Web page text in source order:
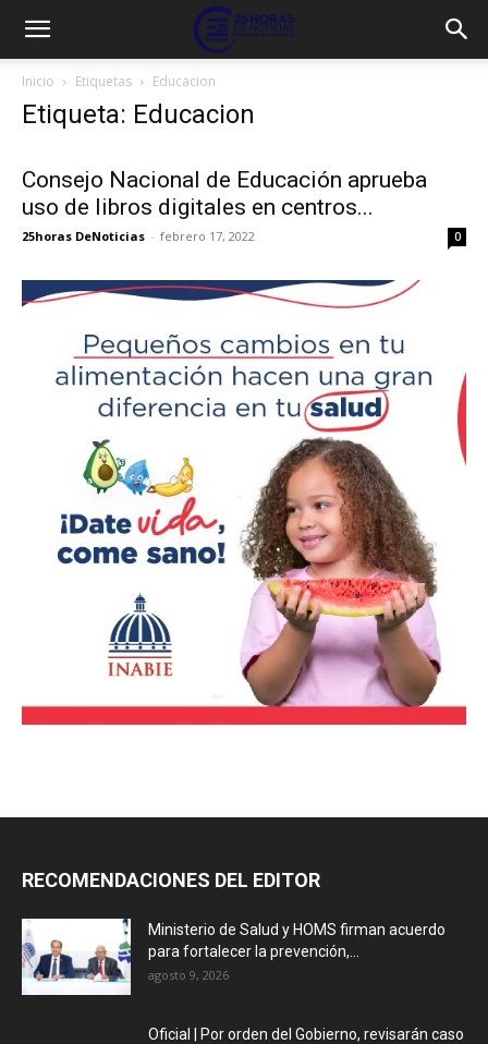
Inicio Etiquetas Educacion
Etiqueta: Educacion
Consejo Nacional de Educación aprueba
uso de libros digitales en centros...
25horas DeNoticias - febrero 17, 2022 0
RECOMENDACIONES DEL EDITOR
Ministerio de Salud y HOMS firman acuerdo
para fortalecer la prevención,...
agosto 9, 2026
Oficial | Por orden del Gobierno, revisarán caso